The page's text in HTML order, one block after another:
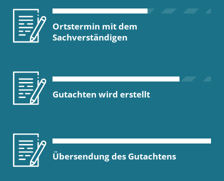
Ortstermin mit dem
Sachverständigen
Gutachten wird erstellt
Übersendung des Gutachtens